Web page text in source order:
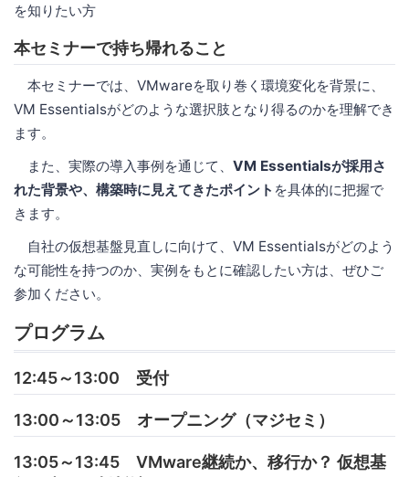
を知りたい方
本セミナーで持ち帰れること
本セミナーでは、VMwareを取り巻く環境変化を背景に、
VM Essentialsがどのような選択肢となり得るのかを理解でき
ます。
また、実際の導入事例を通じて、 VM Essentialsが採用さ
れた背景や、構築時に見えてきたポイント を具体的に把握で
きます。
自社の仮想基盤見直しに向けて、VM Essentialsがどのよう
な可能性を持つのか、実例をもとに確認したい方は、ぜひご
参加ください。
プログラム
12:45～13:00 受付
13:00～13:05 オープニング（マジセミ）
13:05～13:45 VMware継続か、移行か？ 仮想基